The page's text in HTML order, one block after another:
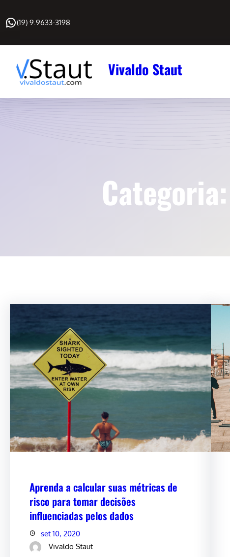
para
WhatsApp
(19) 9.9633-3198
Vivaldo Staut
Categoria:
Aprenda a calcular suas métricas de
risco para tomar decisões
influenciadas pelos dados
set 10, 2020
Vivaldo Staut